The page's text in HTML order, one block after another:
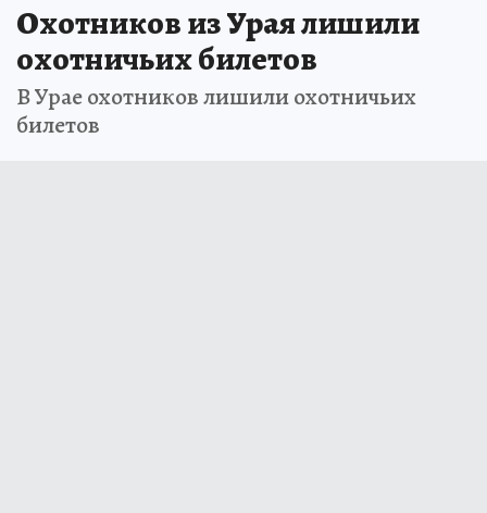
Охотников из Урая лишили
охотничьих билетов
В Урае охотников лишили охотничьих
билетов